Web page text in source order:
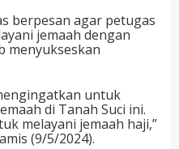
berpesan agar petugas
jemaah dengan
menyukseskan
untuk
di Tanah Suci ini.
melayani jemaah haji,”
(9/5/2024).